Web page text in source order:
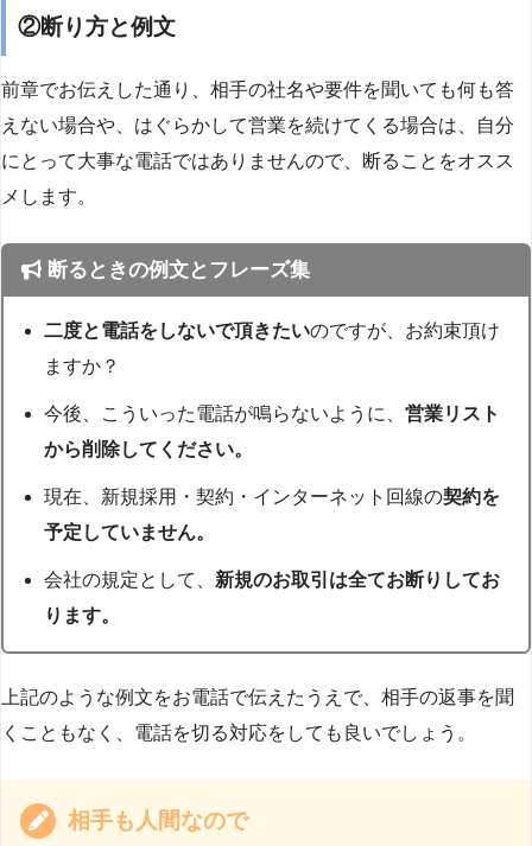
②断り方と例文
前章でお伝えした通り、相手の社名や要件を聞いても何も答
えない場合や、はぐらかして営業を続けてくる場合は、自分
にとって大事な電話ではありませんので、断ることをオスス
メします。
断るときの例文とフレーズ集
二度と電話をしないで頂きたいのですが、お約束頂け
ますか？
今後、こういった電話が鳴らないように、営業リスト
から削除してください。
現在、新規採用・契約・インターネット回線の契約を
予定していません。
会社の規定として、 新規のお取引は全てお断りしてお
ります。
上記のような例文をお電話で伝えたうえで、相手の返事を聞
くこともなく、電話を切る対応をしても良いでしょう。
相手も人間なので